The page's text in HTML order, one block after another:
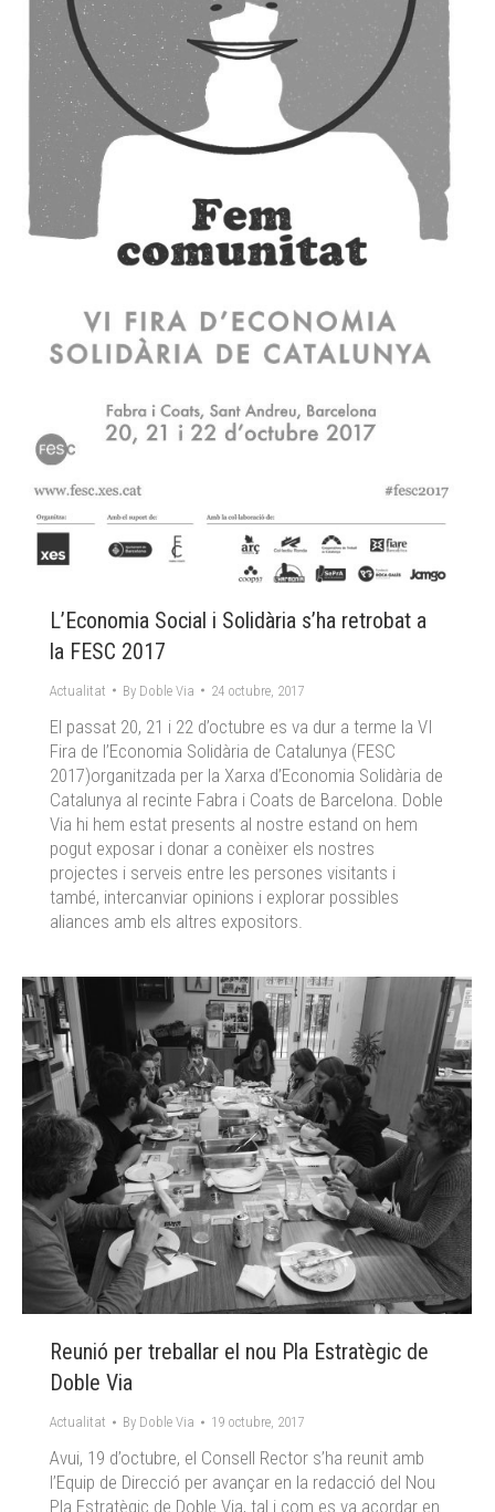
L’Economia Social i Solidària s’ha retrobat a
la FESC 2017
Actualitat By Doble Via 24 octubre, 2017
El passat 20, 21 i 22 d’octubre es va dur a terme la VI
Fira de l’Economia Solidària de Catalunya (FESC
2017)organitzada per la Xarxa d’Economia Solidària de
Catalunya al recinte Fabra i Coats de Barcelona. Doble
Via hi hem estat presents al nostre estand on hem
pogut exposar i donar a conèixer els nostres
projectes i serveis entre les persones visitants i
també, intercanviar opinions i explorar possibles
aliances amb els altres expositors.
Reunió per treballar el nou Pla Estratègic de
Doble Via
Actualitat By Doble Via 19 octubre, 2017
Avui, 19 d’octubre, el Consell Rector s’ha reunit amb
l’Equip de Direcció per avançar en la redacció del Nou
Pla Estratègic de Doble Via, tal i com es va acordar en